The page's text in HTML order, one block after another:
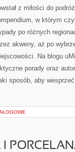
z miłości do
w którym
po różnych
akweny, aż po
Na blogu
porady oraz
sposób, aby